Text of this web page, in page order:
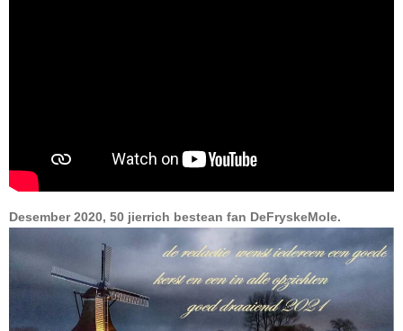
Desember 2020, 50 jierrich bestean fan DeFryskeMole.